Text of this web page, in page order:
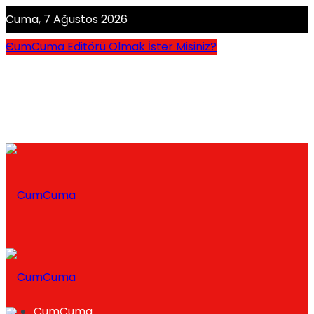
Cuma, 7 Ağustos 2026
CumCuma Editörü Olmak İster Misiniz?